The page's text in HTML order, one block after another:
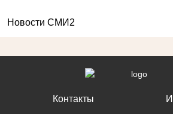
Новости СМИ2
Контакты